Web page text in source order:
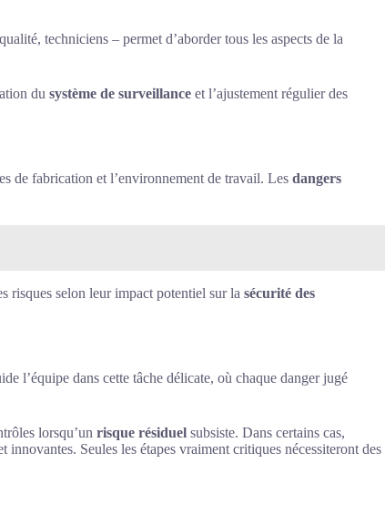
techniciens – permet d’aborder tous les aspects de la
du système de surveillance et l’ajustement régulier des
de fabrication et l’environnement de travail. Les dangers
risques selon leur impact potentiel sur la sécurité des
l’équipe dans cette tâche délicate, où chaque danger jugé
lorsqu’un risque résiduel subsiste. Dans certains cas,
innovantes. Seules les étapes vraiment critiques nécessiteront des